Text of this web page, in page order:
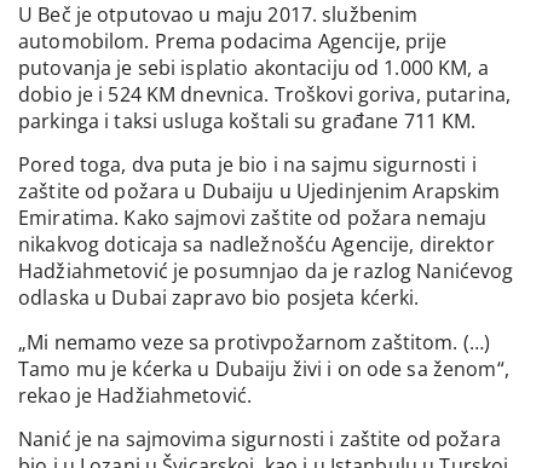
U Beč je otputovao u maju 2017. službenim
automobilom. Prema podacima Agencije, prije
putovanja je sebi isplatio akontaciju od 1.000 KM, a
dobio je i 524 KM dnevnica. Troškovi goriva, putarina,
parkinga i taksi usluga koštali su građane 711 KM.
Pored toga, dva puta je bio i na sajmu sigurnosti i
zaštite od požara u Dubaiju u Ujedinjenim Arapskim
Emiratima. Kako sajmovi zaštite od požara nemaju
nikakvog doticaja sa nadležnošću Agencije, direktor
Hadžiahmetović je posumnjao da je razlog Nanićevog
odlaska u Dubai zapravo bio posjeta kćerki.
„Mi nemamo veze sa protivpožarnom zaštitom. (…)
Tamo mu je kćerka u Dubaiju živi i on ode sa ženom“,
rekao je Hadžiahmetović.
Nanić je na sajmovima sigurnosti i zaštite od požara